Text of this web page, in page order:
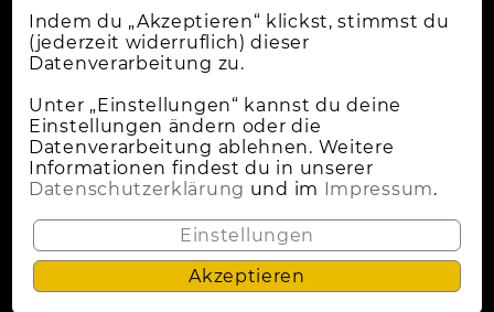
Online-Shops
Apple Deals
Cybermonday
News
Wann Ist Black Friday?
Impressum
Indem du „Akzeptieren“ klickst, stimmst du
(jederzeit widerruflich) dieser
Datenverarbeitung zu.
Unter „Einstellungen“ kannst du deine
Einstellungen ändern oder die
Datenverarbeitung ablehnen. Weitere
Informationen findest du in unserer
Datenschutzerklärung und im Impressum.
Einstellungen
Akzeptieren